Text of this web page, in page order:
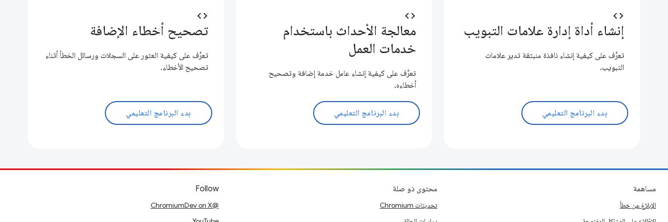
code
إنشاء أداة إدارة علامات التبويب
تعرَّف على كيفية إنشاء نافذة منبثقة تدير علامات
التبويب.
بدء البرنامج التعليمي
code
معالجة الأحداث باستخدام
خدمات العمل
تعرَّف على كيفية إنشاء عامل خدمة إضافة وتصحيح
أخطاءه.
بدء البرنامج التعليمي
code
تصحيح أخطاء الإضافة
تعرَّف على كيفية العثور على السجلات ورسائل الخطأ أثناء
تصحيح الأخطاء.
بدء البرنامج التعليمي
مساهمة
الإبلاغ عن خطأ
محتوى ذو صلة
تحديثات Chromium
Follow
@ChromiumDev on X